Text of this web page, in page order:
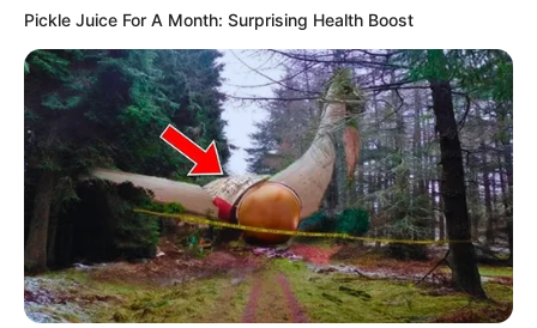
Pickle Juice For A Month: Surprising Health Boost